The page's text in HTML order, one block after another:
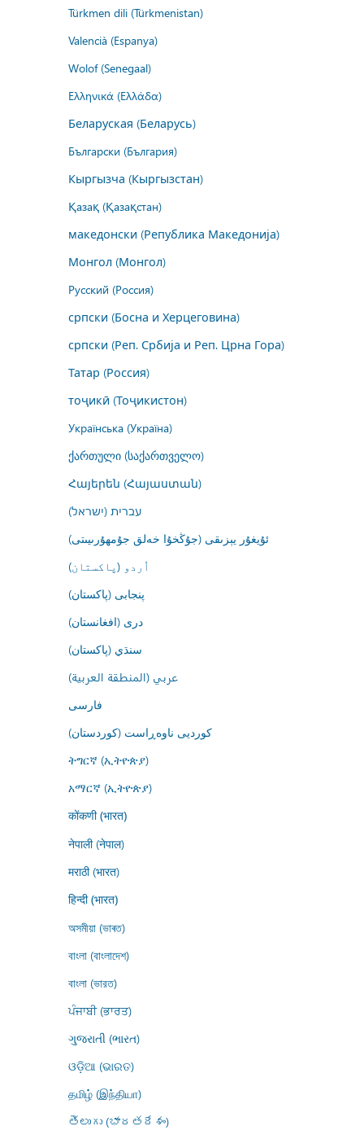
Türkmen dili (Türkmenistan)
Valencià (Espanya)
Wolof (Senegaal)
Ελληνικά (Ελλάδα)
Беларуская (Беларусь)
Български (България)
Кыргызча (Кыргызстан)
Қазақ (Қазақстан)
македонски (Република Македонија)
Монгол (Монгол)
Русский (Россия)
српски (Босна и Херцеговина)
српски (Реп. Србија и Реп. Црна Гора)
Татар (Россия)
тоҷикӣ (Тоҷикистон)
Українська (Україна)
ქართული (საქართველო)
Հայերեն (Հայաստան)
עברית (ישראל)
ئۇيغۇر يېزىقى (جۇڭخۇا خەلق جۇمھۇرىيىتى)
اُردو (پاکستان)
پنجابی (پاکستان)
درى (افغانستان)
سنڌي (پاکستان)
عربي (المنطقة العربية)
فارسى
کوردیی ناوەڕاست (کوردستان)
ትግርኛ (ኢትዮጵያ)
አማርኛ (ኢትዮጵያ)
कोंकणी (भारत)
नेपाली (नेपाल)
मराठी (भारत)
हिन्दी (भारत)
অসমীয়া (ভাৰত)
বাংলা (বাংলাদেশ)
বাংলা (ভারত)
ਪੰਜਾਬੀ (ਭਾਰਤ)
ગુજરાતી (ભારત)
ଓଡ଼ିଆ (ଭାରତ)
தமிழ் (இந்தியா)
తెలుగు (భారతదేశం)